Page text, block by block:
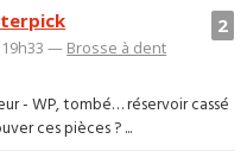
2
19h33 — Brosse à dent
- WP, tombé… réservoir cassé
ces pièces ? ...